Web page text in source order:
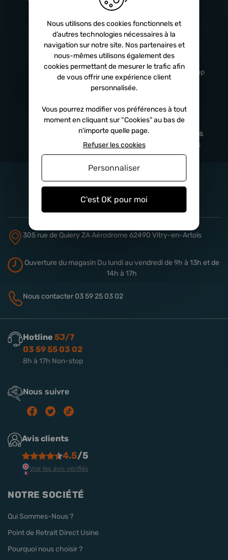
Livraison
rapide
Sous 24h à 48h
Service client
professionnel
De 8h à 17h Non-stop
Satisfait
remboursé
Paiement en
x3 fois
Sécurisé, sans frais
305 rue de Quiery ZA Aérodrome 62490 Vitry-en-Artois
Ouverture du magasinDu lundi au vendredi de 9h à 13h et de
14h à 17h
Nous contacter 03 59 25 03 02
Hotline 5J/7
03 59 55 03 02
8h à 17h Non-stop
Nous suivre
Avis clients
4.5/5
Voir les avis vérifiés
NOTRE SOCIÉTÉ
Qui Sommes-Nous ?
Point de Retrait Direct Usine
Pourquoi nous choisir ?
Nous utilisons des cookies fonctionnels et
d’autres technologies nécessaires à la
navigation sur notre site. Nos partenaires et
nous-mêmes utilisons également des
cookies permettant de mesurer le trafic afin
de vous offrir une expérience client
personnalisée.
Vous pourrez modifier vos préférences à tout
moment en cliquant sur “Cookies” au bas de
n'importe quelle page.
C'est OK pour moi
Refuser les cookies
Personnaliser